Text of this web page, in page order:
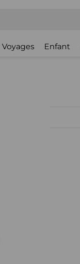
Voyages Enfant